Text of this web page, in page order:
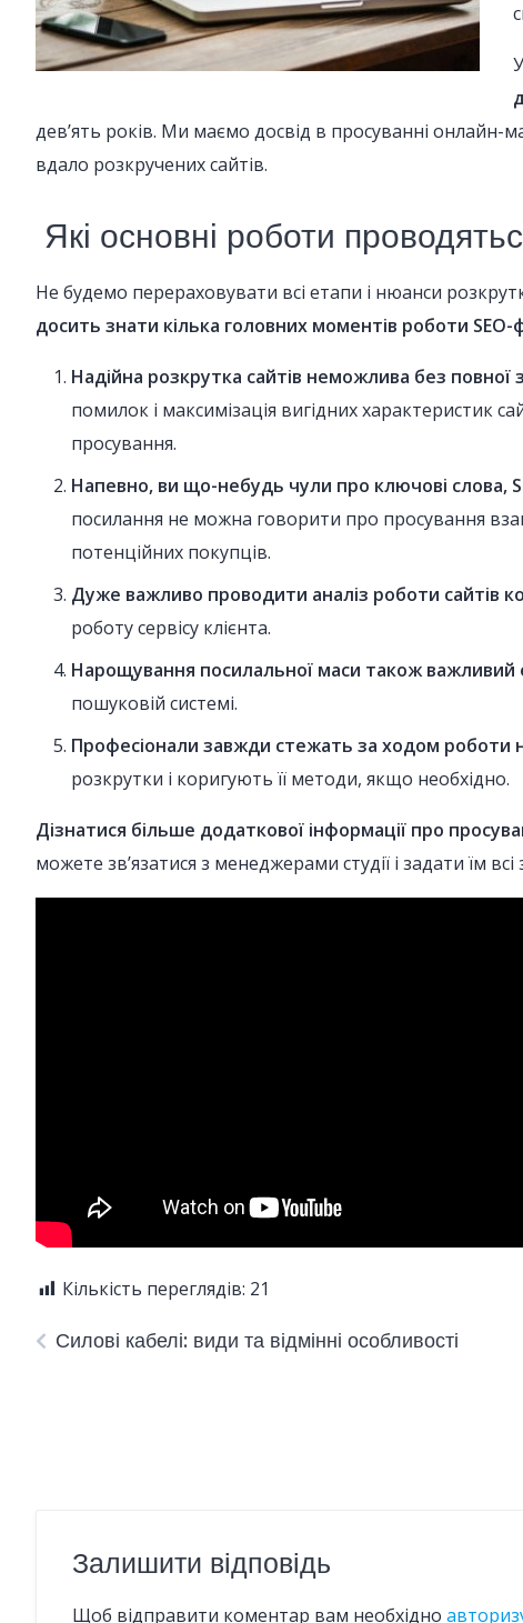
дев’ять років. Ми маємо досвід в просуванні онлайн-
вдало розкручених сайтів.
Які основні роботи
Не будемо перераховувати всі етапи і нюанси
досить знати кілька головних моментів роботи SEO-
Надійна розкрутка сайтів неможлива без повної
помилок і максимізація вигідних характеристик
просування.
Напевно, ви що-небудь чули про ключові слова,
посилання не можна говорити про просування
потенційних покупців.
Дуже важливо проводити аналіз роботи сайтів
роботу сервісу клієнта.
Нарощування посилальної маси також важливий
пошуковій системі.
Професіонали завжди стежать за ходом роботи
розкрутки і коригують її методи, якщо необхідно.
Дізнатися більше додаткової інформації про
можете зв’язатися з менеджерами студії і задати їм
Кількість переглядів: 21
Силові кабелі: види та відмінні особливості
Залишити відповідь
Щоб відправити коментар вам необхідно